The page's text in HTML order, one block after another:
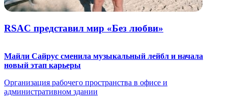
RSAC представил мир «Без любви»
Майли Сайрус сменила музыкальный лейбл и начала
новый этап карьеры
Организация рабочего пространства в офисе и
административном здании